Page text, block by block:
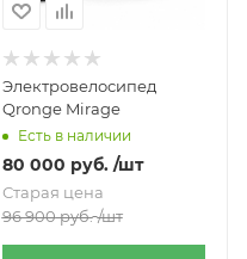
Электровелосипед
Qronge Mirage
Есть в наличии
80 000 руб. /шт
Старая цена
96 900руб. /шт